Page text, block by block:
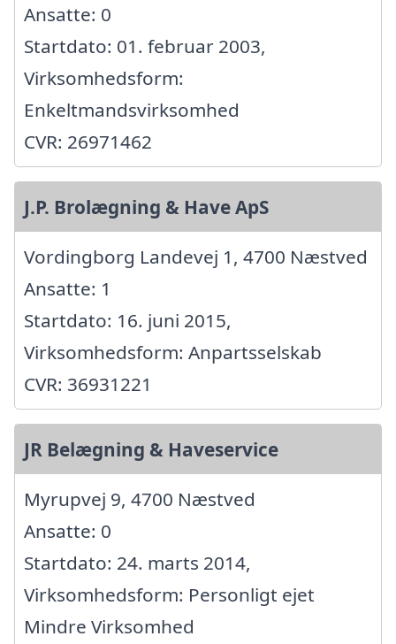
Ansatte: 0
Startdato: 01. februar 2003,
Virksomhedsform:
Enkeltmandsvirksomhed
CVR: 26971462
J.P. Brolægning & Have ApS
Vordingborg Landevej 1, 4700 Næstved
Ansatte: 1
Startdato: 16. juni 2015,
Virksomhedsform: Anpartsselskab
CVR: 36931221
JR Belægning & Haveservice
Myrupvej 9, 4700 Næstved
Ansatte: 0
Startdato: 24. marts 2014,
Virksomhedsform: Personligt ejet
Mindre Virksomhed